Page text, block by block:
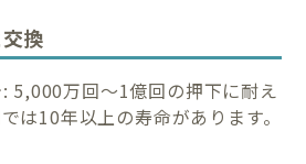
換
: 5,000万回〜1億回の押下に耐え
は10年以上の寿命があります。